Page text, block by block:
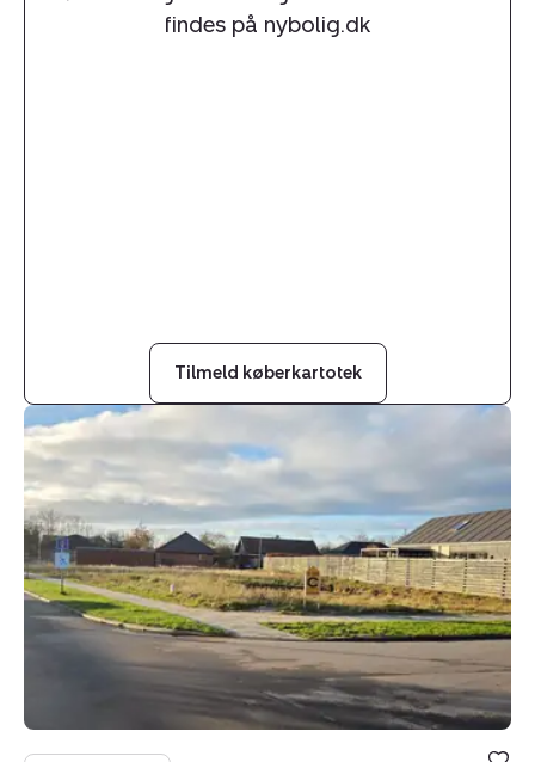
findes på nybolig.dk
Tilmeld køberkartotek
Helårsgrund:
Holmevej
2,
6700
Esbjerg